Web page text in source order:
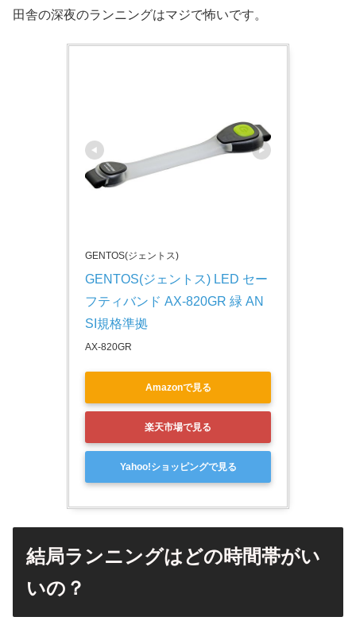
田舎の深夜のランニングはマジで怖いです。
GENTOS(ジェントス)
GENTOS(ジェントス) LED セー
フティバンド AX-820GR 緑 AN
SI規格準拠
AX-820GR
Amazonで見る
楽天市場で見る
Yahoo!ショッピングで見る
結局ランニングはどの時間帯がい
いの？